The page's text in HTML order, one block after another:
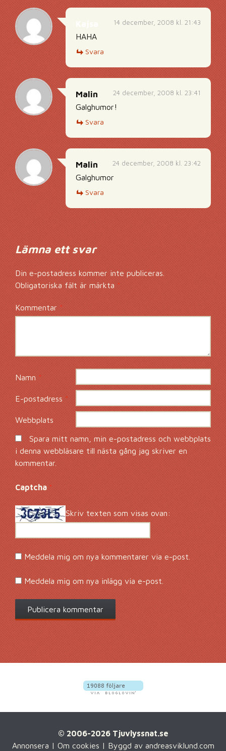
14 december, 2008 kl. 21:43
HAHA
Svara
24 december, 2008 kl. 23:41
Malin
Galghumor!
Svara
24 december, 2008 kl. 23:42
Malin
Galghumor
Svara
Lämna ett svar
Din e-postadress kommer inte publiceras.
Obligatoriska fält är märkta*
Kommentar*
Namn*
E-postadress *
Webbplats
Spara mitt namn, min e-postadress och webbplats
i denna webbläsare till nästa gång jag skriver en
kommentar.
Captcha*
Skriv texten som visas ovan:
Meddela mig om nya kommentarer via e-post.
Meddela mig om nya inlägg via e-post.
© 2006-2026 Tjuvlyssnat.se
Annonsera | Om cookies | Byggd av andreasviklund.com